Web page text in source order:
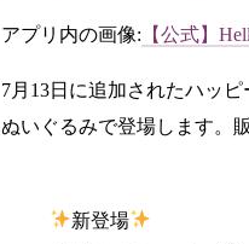
アプリ内の画像: 【公式】
7月13日に追加されたハッ
ぬいぐるみで登場します。
新登場